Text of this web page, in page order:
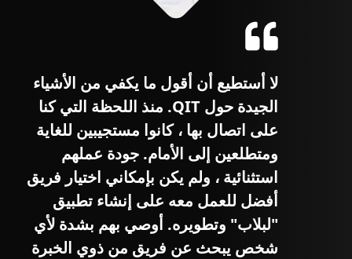
لا أستطيع أن أقول ما يكفي من الأشياء
الجيدة حول QIT. منذ اللحظة التي كنا
على اتصال بها ، كانوا مستجيبين للغاية
ومتطلعين إلى الأمام. جودة عملهم
استثنائية ، ولم يكن بإمكاني اختيار فريق
أفضل للعمل معه على إنشاء تطبيق
"لبلاب" وتطويره. أوصي بهم بشدة لأي
شخص يبحث عن فريق من ذوي الخبرة